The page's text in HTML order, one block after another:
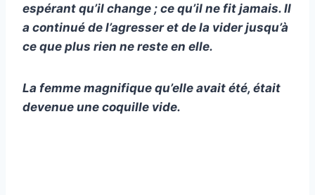
espérant qu’il change ; ce qu’il ne fit jamais. Il
a continué de l’agresser et de la vider jusqu’à
ce que plus rien ne reste en elle.
La femme magnifique qu’elle avait été, était
devenue une coquille vide.